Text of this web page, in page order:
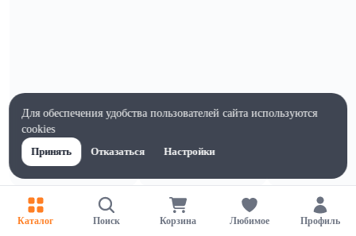
Характеристики
Ширина, мм
Каталог Поиск Корзина Любимое Профиль
Для обеспечения удобства пользователей сайта используются
cookies
Принять
Отказаться Настройки